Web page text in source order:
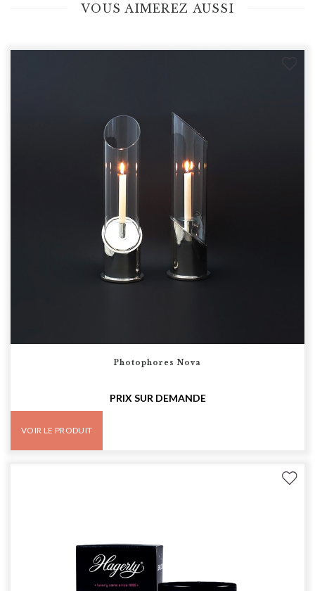
VOUS AIMEREZ AUSSI
Photophores Nova
PRIX SUR DEMANDE
VOIR LE PRODUIT